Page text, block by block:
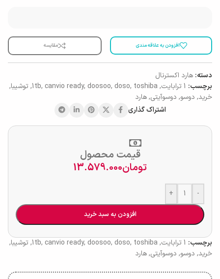
افزودن به علاقه مندی مقایسه
دسته: هارد اکسترنال
برچسب: 1 ترابایت ,
1tb, canvio ready, doosoo, doso, toshiba
,توشیبا,
خرید, دوسو, دوسوآیتی,هارد
اشتراک گذاری
قیمت محصول
تومان13.579.000
-
+
افزودن به سبد خرید
برچسب: 1 ترابایت ,
1tb, canvio ready, doosoo, doso, toshiba
,توشیبا,
خرید, دوسو, دوسوآیتی,هارد